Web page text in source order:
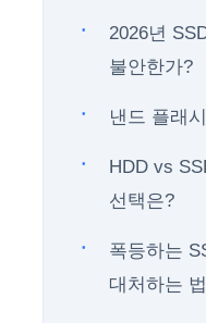
2026년
불안한가?
낸드 플래
HDD vs
선택은?
폭등하는
대처하는 법